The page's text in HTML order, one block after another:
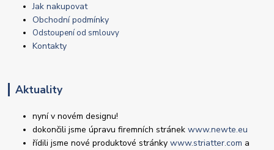
Jak nakupovat
Obchodní podmínky
Odstoupení od smlouvy
Kontakty
Aktuality
nyní v novém designu!
dokončili jsme úpravu firemních stránekwww.newte.eu
řídili jsme nové produktové stránkywww.striatter.com a